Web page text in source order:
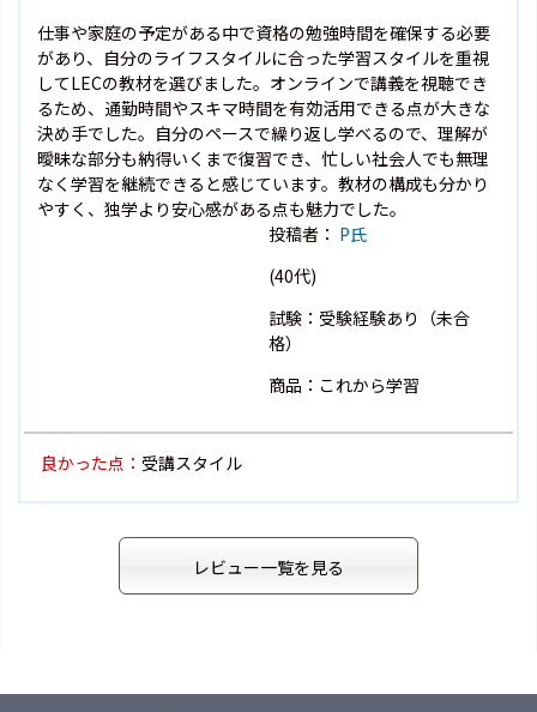
仕事や家庭の予定がある中で資格の勉強時間を確保する必要
があり、自分のライフスタイルに合った学習スタイルを重視
してLECの教材を選びました。オンラインで講義を視聴でき
るため、通勤時間やスキマ時間を有効活用できる点が大きな
決め手でした。自分のペースで繰り返し学べるので、理解が
曖昧な部分も納得いくまで復習でき、忙しい社会人でも無理
なく学習を継続できると感じています。教材の構成も分かり
やすく、独学より安心感がある点も魅力でした。
投稿者： P氏
(40代)
試験：受験経験あり（未合
格）
商品：これから学習
良かった点： 受講スタイル
レビュー一覧を見る